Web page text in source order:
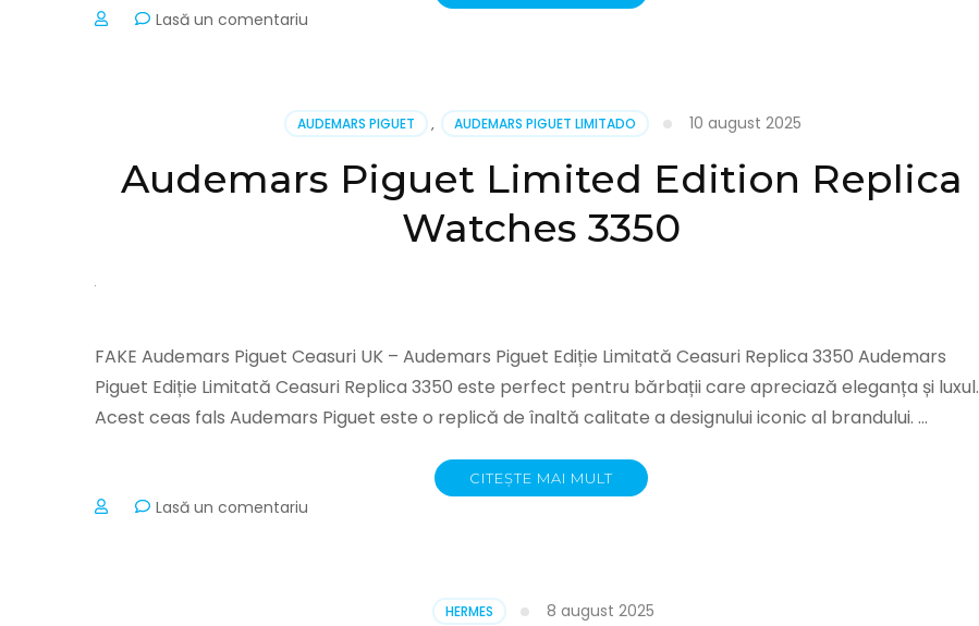
Lasă un comentariu
Rubber
Bracelet
Dial
AUDEMARS PIGUET , AUDEMARS PIGUET LIMITADO 10 august 2025
Audemars Piguet Limited Edition Replica
Watches 3350
FAKE Audemars Piguet Ceasuri UK – Audemars Piguet Ediție Limitată Ceasuri Replica 3350 Audemars
Piguet Ediție Limitată Ceasuri Replica 3350 este perfect pentru bărbații care apreciază eleganța și luxul.
Acest ceas fals Audemars Piguet este o replică de înaltă calitate a designului iconic al brandului. …
CITEȘTE MAI MULT
Lasă un comentariu
HERMES 8 august 2025